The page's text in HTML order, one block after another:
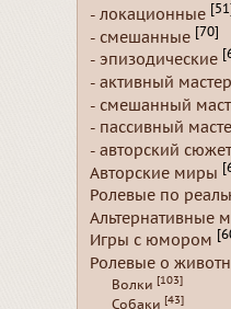
- локационные [51]
- смешанные [70]
- эпизодические
- активный
- смешанный
- пассивный
- авторский сюжет
Авторские миры
Ролевые по
Альтернативные
Игры с юмором
Ролевые о
Волки [103]
Собаки [43]